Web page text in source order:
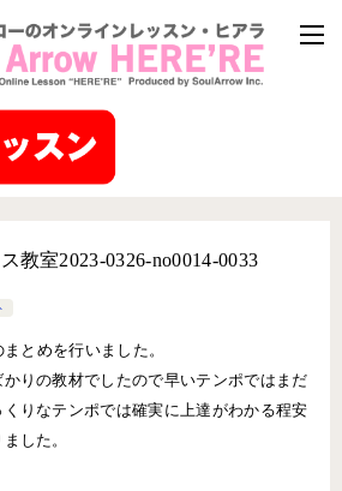
教室2023-0326-no0014-0033
とめを行いました。
りの教材でしたので早いテンポではまだ
りなテンポでは確実に上達がわかる程安
した。